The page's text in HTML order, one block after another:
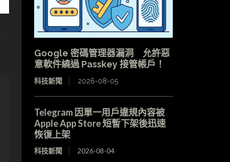
Google 密碼管理器漏洞 允許惡
意軟件繞過 Passkey 接管帳戶！
科技新聞 2026-08-05
Telegram 因單一用戶違規內容被
Apple App Store 短暫下架後迅速
恢復上架
科技新聞 2026-08-04